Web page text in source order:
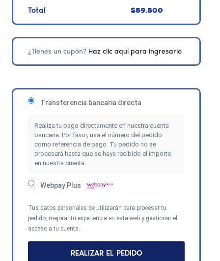
Total $59.500
¿Tienes un cupón? Haz clic aquí para ingresarlo
Transferencia bancaria directa
Realiza tu pago directamente en nuestra cuenta
bancaria. Por favor, usa el número del pedido
como referencia de pago. Tu pedido no se
procesará hasta que se haya recibido el importe
en nuestra cuenta.
Webpay Plus
Tus datos personales se utilizarán para procesar tu
pedido, mejorar tu experiencia en esta web y gestionar el
acceso a tu cuenta.
REALIZAR EL PEDIDO